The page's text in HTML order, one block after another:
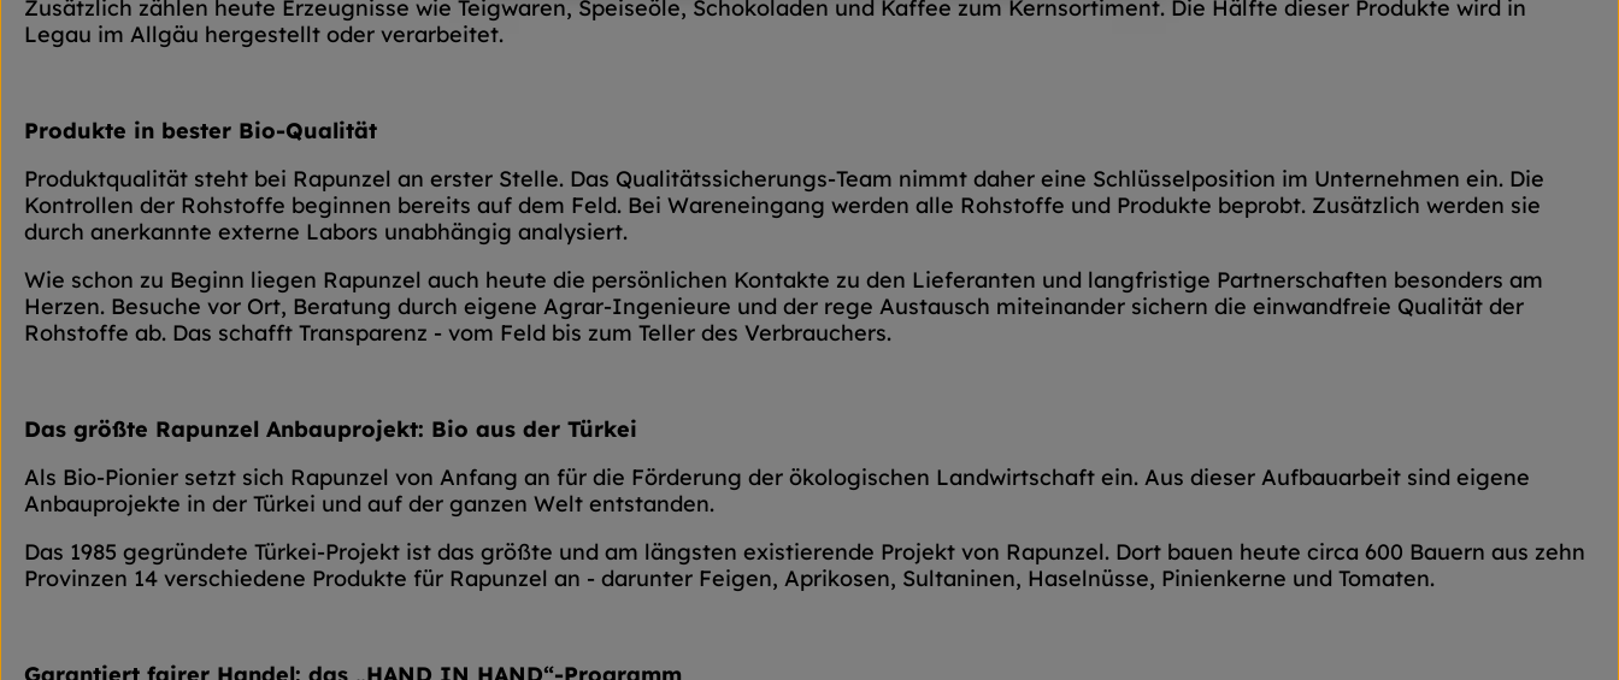
Zusätzlich zählen heute Erzeugnisse wie Teigwaren, Speiseöle, Schokoladen und Kaffee zum Kernsortiment. Die Hälfte dieser Produkte wird in
Legau im Allgäu hergestellt oder verarbeitet.
Produkte in bester Bio-Qualität
Produktqualität steht bei Rapunzel an erster Stelle. Das Qualitätssicherungs-Team nimmt daher eine Schlüsselposition im Unternehmen ein. Die
Kontrollen der Rohstoffe beginnen bereits auf dem Feld. Bei Wareneingang werden alle Rohstoffe und Produkte beprobt. Zusätzlich werden sie
durch anerkannte externe Labors unabhängig analysiert.
Wie schon zu Beginn liegen Rapunzel auch heute die persönlichen Kontakte zu den Lieferanten und langfristige Partnerschaften besonders am
Herzen. Besuche vor Ort, Beratung durch eigene Agrar-Ingenieure und der rege Austausch miteinander sichern die einwandfreie Qualität der
Rohstoffe ab. Das schafft Transparenz - vom Feld bis zum Teller des Verbrauchers.
Das größte Rapunzel Anbauprojekt: Bio aus der Türkei
Als Bio-Pionier setzt sich Rapunzel von Anfang an für die Förderung der ökologischen Landwirtschaft ein. Aus dieser Aufbauarbeit sind eigene
Anbauprojekte in der Türkei und auf der ganzen Welt entstanden.
Das 1985 gegründete Türkei-Projekt ist das größte und am längsten existierende Projekt von Rapunzel. Dort bauen heute circa 600 Bauern aus zehn
Provinzen 14 verschiedene Produkte für Rapunzel an - darunter Feigen, Aprikosen, Sultaninen, Haselnüsse, Pinienkerne und Tomaten.
Garantiert fairer Handel: das „HAND IN HAND“-Programm